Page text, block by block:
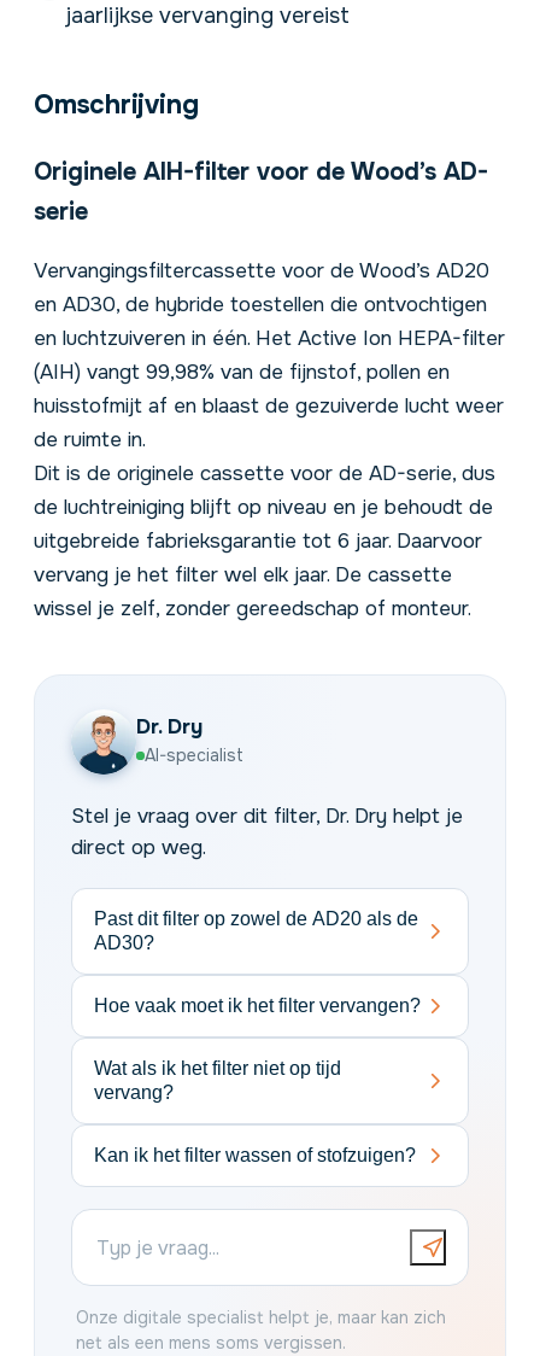
jaarlijkse vervanging vereist
Omschrijving
Originele AIH-filter voor de Wood’s AD-
serie
Vervangingsfiltercassette voor de Wood’s AD20
en AD30, de hybride toestellen die ontvochtigen
en luchtzuiveren in één. Het Active Ion HEPA-filter
(AIH) vangt 99,98% van de fijnstof, pollen en
huisstofmijt af en blaast de gezuiverde lucht weer
de ruimte in.
Dit is de originele cassette voor de AD-serie, dus
de luchtreiniging blijft op niveau en je behoudt de
uitgebreide fabrieksgarantie tot 6 jaar. Daarvoor
vervang je het filter wel elk jaar. De cassette
wissel je zelf, zonder gereedschap of monteur.
Dr. Dry
AI-specialist
Stel je vraag over dit filter, Dr. Dry helpt je
direct op weg.
Past dit filter op zowel de AD20 als de
AD30?
Hoe vaak moet ik het filter vervangen?
Wat als ik het filter niet op tijd
vervang?
Kan ik het filter wassen of stofzuigen?
Onze digitale specialist helpt je, maar kan zich
net als een mens soms vergissen.